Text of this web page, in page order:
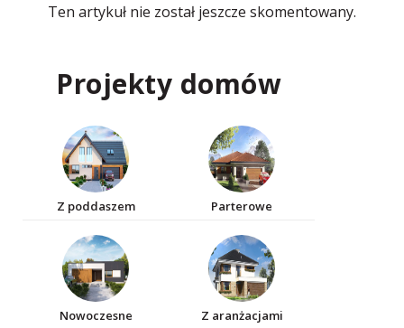
Ten artykuł nie został jeszcze skomentowany.
Projekty domów
Z poddaszem Parterowe
Nowoczesne Z aranżacjami